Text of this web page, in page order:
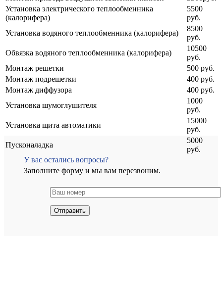
Установка электрического теплообменника
(калорифера)
5500
руб.
Установка водяного теплообменника (калорифера)
8500
руб.
Обвязка водяного теплообменника (калорифера)
10500
руб.
Монтаж решетки
500 руб.
Монтаж подрешетки
400 руб.
Монтаж диффузора
400 руб.
Установка шумоглушителя
1000
руб.
Установка щита автоматики
15000
руб.
Пусконаладка
5000
руб.
У вас остались вопросы?
Заполните форму и мы вам перезвоним.